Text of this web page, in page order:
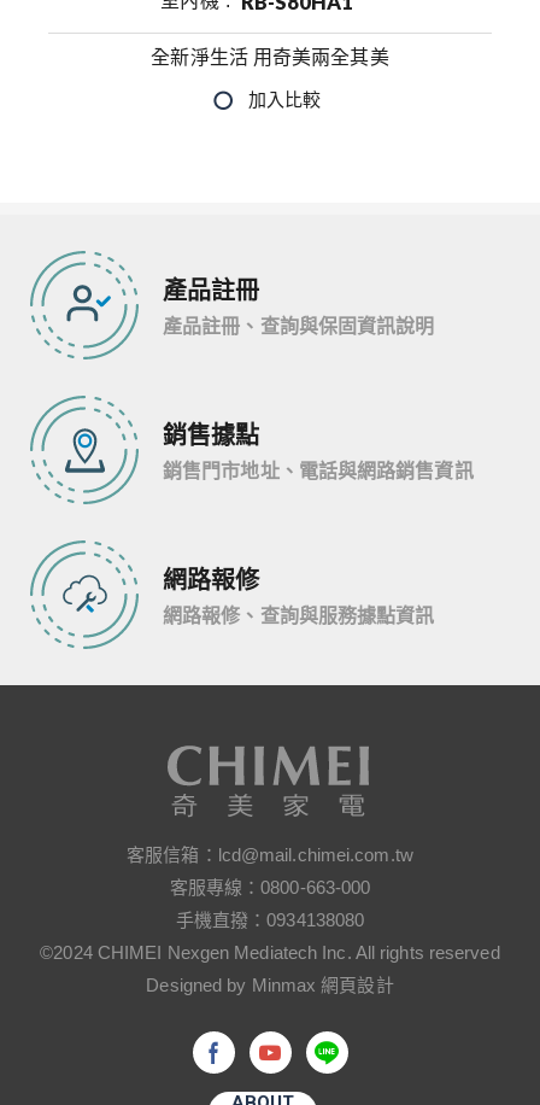
全新淨生活 用奇美兩全其美
產品註冊
產品註冊、查詢與保固資訊說明
銷售據點
銷售門市地址、電話與網路銷售資訊
網路報修
網路報修、查詢與服務據點資訊
客服信箱： lcd@mail.chimei.com.tw
客服專線：0800-663-000
手機直撥：0934138080
©2024 CHIMEI Nexgen Mediatech Inc. All rights reserved
Designed by Minmax 網頁設計